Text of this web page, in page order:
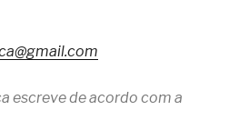
escreve de acordo com a